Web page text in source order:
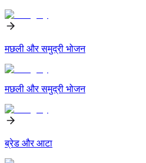
मछली और समुद्री भोजन
मछली और समुद्री भोजन
ब्रेड और आटा